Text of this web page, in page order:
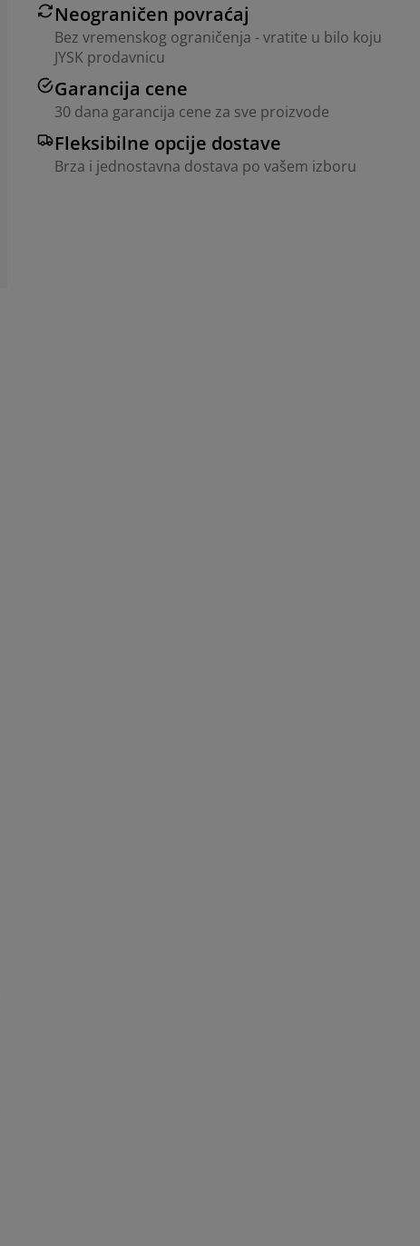
Neograničen povraćaj
Bez vremenskog ograničenja - vratite u bilo koju
JYSK prodavnicu
Garancija cene
30 dana garancija cene za sve proizvode
Fleksibilne opcije dostave
Brza i jednostavna dostava po vašem izboru